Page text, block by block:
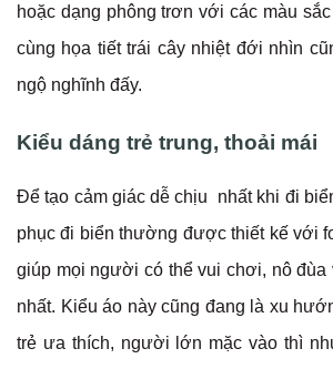
hoặc dạng phông trơn với các màu
cùng họa tiết trái cây nhiệt đới nhìn
ngộ nghĩnh đấy.
Kiểu dáng trẻ trung, thoải mái
Để tạo cảm giác dễ chịu nhất khi đi
phục đi biển thường được thiết kế với
giúp mọi người có thể vui chơi, nô đùa
nhất. Kiểu áo này cũng đang là xu
trẻ ưa thích, người lớn mặc vào thì